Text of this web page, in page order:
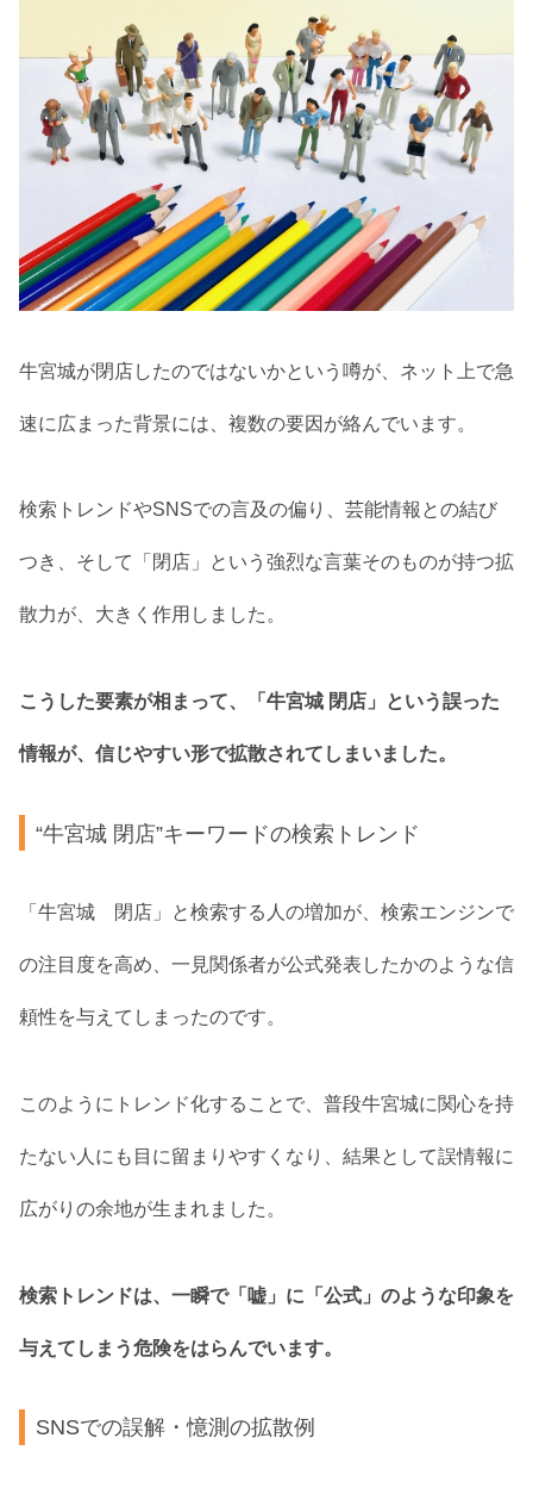
牛宮城が閉店したのではないかという噂が、ネット上で急
速に広まった背景には、複数の要因が絡んでいます。
検索トレンドやSNSでの言及の偏り、芸能情報との結び
つき、そして「閉店」という強烈な言葉そのものが持つ拡
散力が、大きく作用しました。
こうした要素が相まって、「牛宮城 閉店」という誤った
情報が、信じやすい形で拡散されてしまいました。
“牛宮城 閉店”キーワードの検索トレンド
「牛宮城 閉店」と検索する人の増加が、検索エンジンで
の注目度を高め、一見関係者が公式発表したかのような信
頼性を与えてしまったのです。
このようにトレンド化することで、普段牛宮城に関心を持
たない人にも目に留まりやすくなり、結果として誤情報に
広がりの余地が生まれました。
検索トレンドは、一瞬で「嘘」に「公式」のような印象を
与えてしまう危険をはらんでいます。
SNSでの誤解・憶測の拡散例